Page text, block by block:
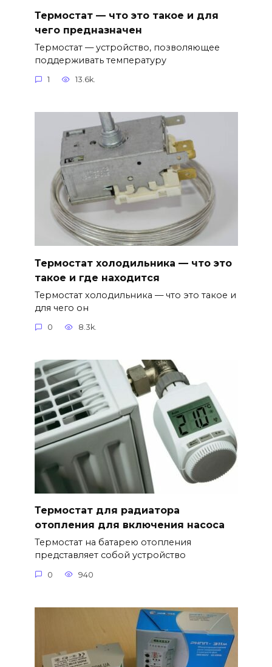
Термостат — что это такое и для
чего предназначен
Термостат — устройство, позволяющее
поддерживать температуру
1 13.6k.
Термостат холодильника — что это
такое и где находится
Термостат холодильника — что это такое и
для чего он
0 8.3k.
Термостат для радиатора
отопления для включения насоса
Термостат на батарею отопления
представляет собой устройство
0 940